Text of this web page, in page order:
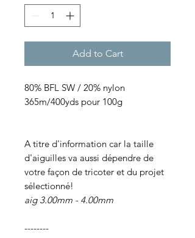
Add to Cart
80% BFL SW / 20% nylon
365m/400yds pour 100g
A titre d'information car la taille
d'aiguilles va aussi dépendre de
votre façon de tricoter et du projet
sélectionné!
aig 3.00mm - 4.00mm
--------